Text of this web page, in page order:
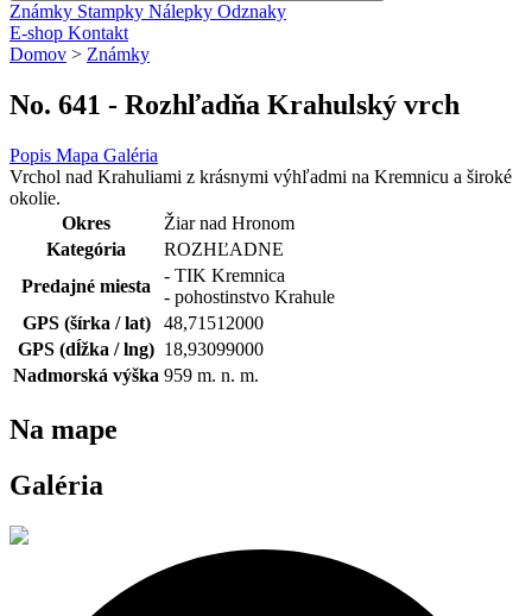
Známky Stampky Nálepky Odznaky
E-shop Kontakt
Domov > Známky
No. 641 - Rozhľadňa Krahulský vrch
Popis Mapa Galéria
Vrchol nad Krahuliami z krásnymi výhľadmi na Kremnicu a široké
okolie.
Okres
Žiar nad Hronom
Kategória
ROZHĽADNE
Predajné miesta
- TIK Kremnica
- pohostinstvo Krahule
GPS (šírka / lat)
48,71512000
GPS (dĺžka / lng) 18,93099000
Nadmorská výška 959 m. n. m.
Na mape
Galéria